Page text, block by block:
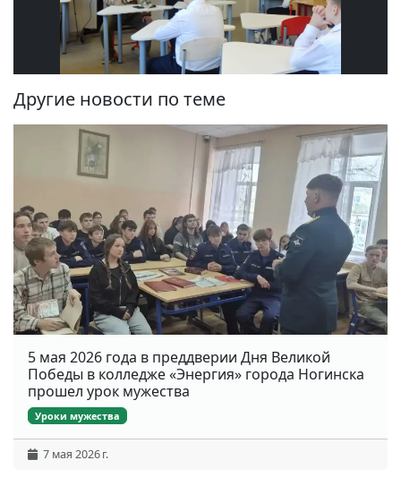
Другие новости по теме
5 мая 2026 года в преддверии Дня Великой
Победы в колледже «Энергия» города Ногинска
прошел урок мужества
Уроки мужества
7 мая 2026 г.